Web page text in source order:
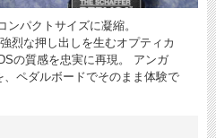
ンパクトサイズに凝縮。
烈な押し出しを生むオプティカ
の質感を忠実に再現。 アンガ
ペダルボードでそのまま体験で